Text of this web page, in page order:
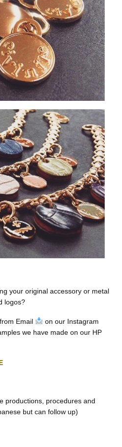
your original accessory or metal
logos?
Email
on our Instagram
we have made on our HP
productions, procedures and
but can follow up)